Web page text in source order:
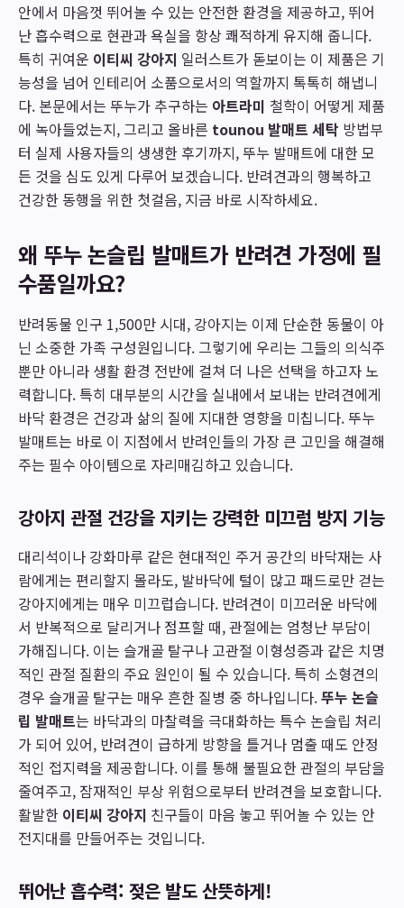
안에서 마음껏 뛰어놀 수 있는 안전한 환경을 제공하고, 뛰어
난 흡수력으로 현관과 욕실을 항상 쾌적하게 유지해 줍니다.
특히 귀여운 이티씨 강아지 일러스트가 돋보이는 이 제품은 기
능성을 넘어 인테리어 소품으로서의 역할까지 톡톡히 해냅니
다. 본문에서는 뚜누가 추구하는 아트라미 철학이 어떻게 제품
에 녹아들었는지, 그리고 올바른 tounou 발매트 세탁 방법부
터 실제 사용자들의 생생한 후기까지, 뚜누 발매트에 대한 모
든 것을 심도 있게 다루어 보겠습니다. 반려견과의 행복하고
건강한 동행을 위한 첫걸음, 지금 바로 시작하세요.
왜 뚜누 논슬립 발매트가 반려견 가정에 필
수품일까요?
반려동물 인구 1,500만 시대, 강아지는 이제 단순한 동물이 아
닌 소중한 가족 구성원입니다. 그렇기에 우리는 그들의 의식주
뿐만 아니라 생활 환경 전반에 걸쳐 더 나은 선택을 하고자 노
력합니다. 특히 대부분의 시간을 실내에서 보내는 반려견에게
바닥 환경은 건강과 삶의 질에 지대한 영향을 미칩니다. 뚜누
발매트는 바로 이 지점에서 반려인들의 가장 큰 고민을 해결해
주는 필수 아이템으로 자리매김하고 있습니다.
강아지 관절 건강을 지키는 강력한 미끄럼 방지 기능
대리석이나 강화마루 같은 현대적인 주거 공간의 바닥재는 사
람에게는 편리할지 몰라도, 발바닥에 털이 많고 패드로만 걷는
강아지에게는 매우 미끄럽습니다. 반려견이 미끄러운 바닥에
서 반복적으로 달리거나 점프할 때, 관절에는 엄청난 부담이
가해집니다. 이는 슬개골 탈구나 고관절 이형성증과 같은 치명
적인 관절 질환의 주요 원인이 될 수 있습니다. 특히 소형견의
경우 슬개골 탈구는 매우 흔한 질병 중 하나입니다.뚜누 논슬
립 발매트는 바닥과의 마찰력을 극대화하는 특수 논슬립 처리
가 되어 있어, 반려견이 급하게 방향을 틀거나 멈출 때도 안정
적인 접지력을 제공합니다. 이를 통해 불필요한 관절의 부담을
줄여주고, 잠재적인 부상 위험으로부터 반려견을 보호합니다.
활발한 이티씨 강아지 친구들이 마음 놓고 뛰어놀 수 있는 안
전지대를 만들어주는 것입니다.
뛰어난 흡수력: 젖은 발도 산뜻하게!